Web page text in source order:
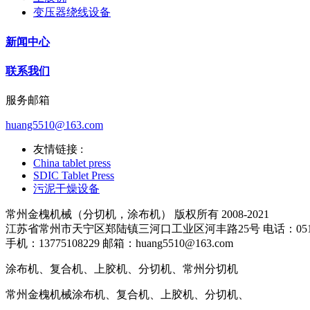
变压器绕线设备
新闻中心
联系我们
服务邮箱
huang5510@163.com
友情链接 :
China tablet press
SDIC Tablet Press
污泥干燥设备
常州金槐机械（分切机，涂布机） 版权所有 2008-2021
江苏省常州市天宁区郑陆镇三河口工业区河丰路25号 电话：
手机：13775108229 邮箱：huang5510@163.com
涂布机、复合机、上胶机、分切机、常州分切机
常州金槐机械涂布机、复合机、上胶机、分切机、